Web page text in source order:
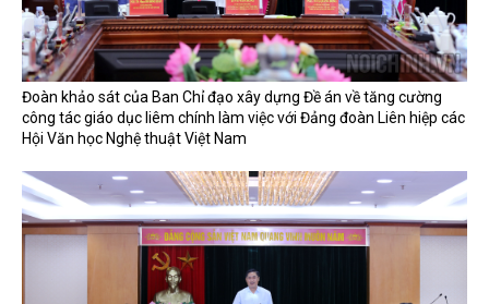
Đoàn khảo sát của Ban Chỉ đạo xây dựng Đề án về tăng cường
công tác giáo dục liêm chính làm việc với Đảng đoàn Liên hiệp các
Hội Văn học Nghệ thuật Việt Nam